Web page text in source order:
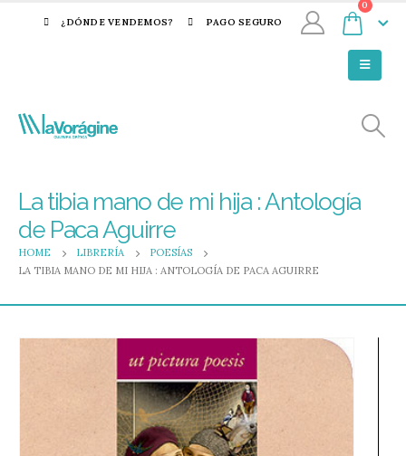
¿DÓNDE VENDEMOS? PAGO SEGURO
0
La tibia mano de mi hija : Antología
de Paca Aguirre
HOME LIBRERÍA
POESÍAS
LA TIBIA MANO DE MI HIJA : ANTOLOGÍA DE PACA AGUIRRE